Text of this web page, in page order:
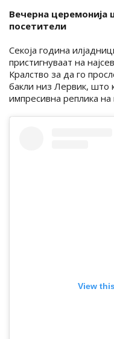
Вечерна церемонија
посетители
Секоја година
пристигнуваат на
Кралство за да го
бакли низ Лервик, што
импресивна реплика
View